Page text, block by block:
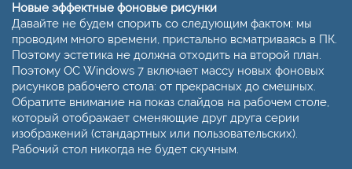
Новые эффектные фоновые рисунки
Давайте не будем спорить со следующим фактом: мы
проводим много времени, пристально всматриваясь в ПК.
Поэтому эстетика не должна отходить на второй план.
Поэтому ОС Windows 7 включает массу новых фоновых
рисунков рабочего стола: от прекрасных до смешных.
Обратите внимание на показ слайдов на рабочем столе,
который отображает сменяющие друг друга серии
изображений (стандартных или пользовательских).
Рабочий стол никогда не будет скучным.